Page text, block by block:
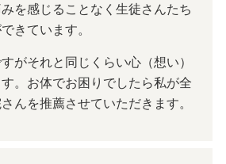
を感じることなく生徒さんたち
きています。
がそれと同じくらい心（想い）
。お体でお困りでしたら私が全
んを推薦させていただきます。